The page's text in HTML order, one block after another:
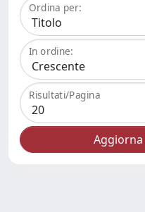
Ordina per:
In ordine:
Risultati/Pagina